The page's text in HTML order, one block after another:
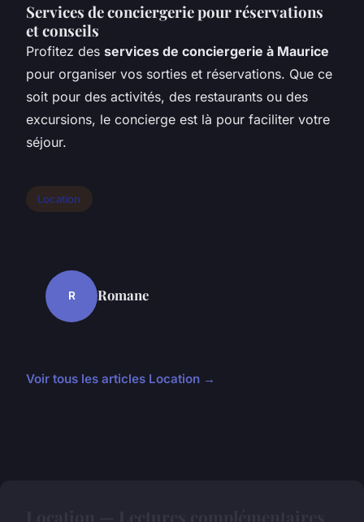
Services de conciergerie pour réservations
et conseils
Profitez des services de conciergerie à Maurice
pour organiser vos sorties et réservations. Que ce
soit pour des activités, des restaurants ou des
excursions, le concierge est là pour faciliter votre
séjour.
Location
R Romane
Voir tous les articles Location →